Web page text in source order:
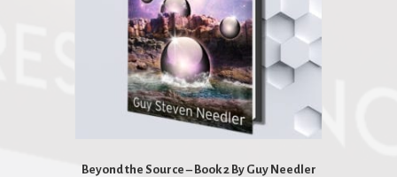
Beyond the Source – Book 2 By Guy Needler